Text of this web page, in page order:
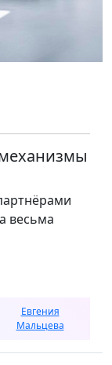
весьма
Евгения
Мальцева